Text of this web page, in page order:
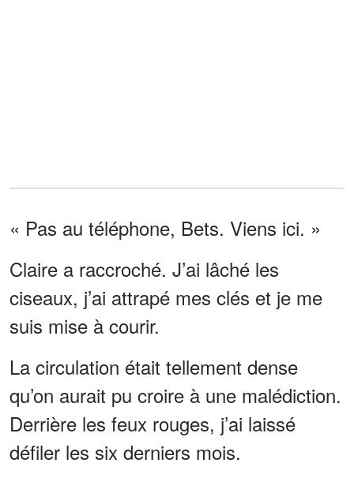
« Pas au téléphone, Bets. Viens ici. »
Claire a raccroché. J’ai lâché les
ciseaux, j’ai attrapé mes clés et je me
suis mise à courir.
La circulation était tellement dense
qu’on aurait pu croire à une malédiction.
Derrière les feux rouges, j’ai laissé
défiler les six derniers mois.